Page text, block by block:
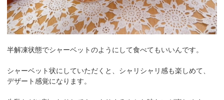
半解凍状態でシャーベットのようにして食べてもいいんです。
シャーベット状にしていただくと、シャリシャリ感も楽しめて、
デザート感覚になります。